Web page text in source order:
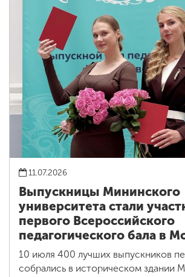
11.07.2026
Выпускницы Мининского
университета стали
первого Всероссийского
педагогического бала в
10 июля 400 лучших выпускников
собрались в историческом здании